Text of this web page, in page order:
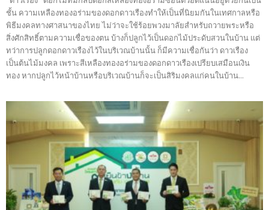
ชั้น ความเหลืองทองอร่ามของดอกดาวเรืองทำให้เป็นที่นิยมกันในเทศกาลหรือ
พิธีมงคลทางศาสนาของไทย ไม่ว่าจะใช้ร้อยพวงมาลัยสำหรับถวายพระหรือ
สิ่งศักสิทธิ์ตามความเชื่อของตน บ้างก็ปลูกไว้เป็นดอกไม้ประดับสวนในบ้าน แต่
ทว่าการปลูกดอกดาวเรืองไว้ในบริเวณบ้านนั้น ก็มีความเชื่อกันว่า ดาวเรือง
เป็นต้นไม้มงคล เพราะสีเหลืองทองอร่ามของดอกดาวเรืองเปรียบเสมือนเงิน
ทอง หากปลูกไว้หน้าบ้านหรือบริเวณบ้านก็จะเป็นสิริมงคลแก่คนในบ้าน...